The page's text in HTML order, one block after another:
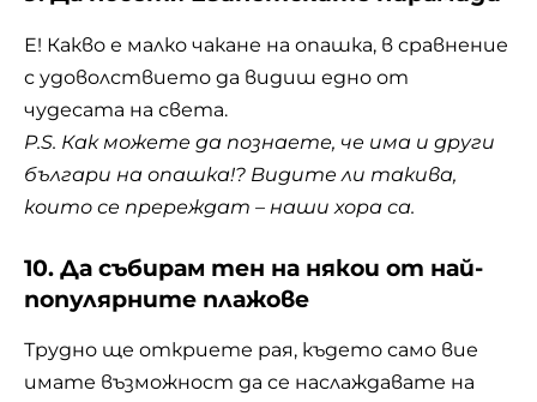
Е! Какво е малко чакане на опашка, в сравнение
с удоволствието да видиш едно от
чудесата на света.
P.S. Как можете да познаете, че има и други
българи на опашка!? Видите ли такива,
които се пререждат – наши хора са.
10. Да събирам тен на някои от най-
популярните плажове
Трудно ще откриете рая, където само вие
имате възможност да се наслаждавате на